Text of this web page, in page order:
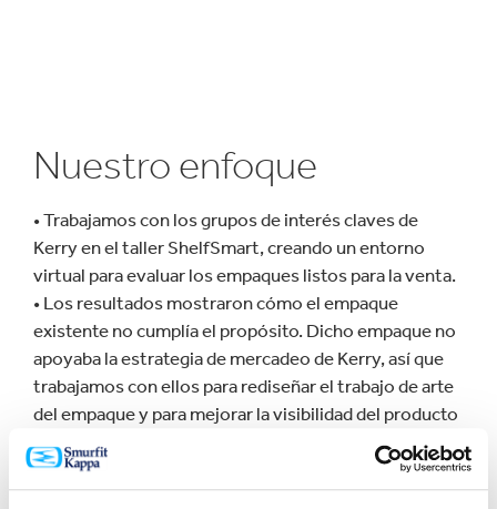
Nuestro enfoque
• Trabajamos con los grupos de interés claves de
Kerry en el taller ShelfSmart, creando un entorno
virtual para evaluar los empaques listos para la venta.
• Los resultados mostraron cómo el empaque
existente no cumplía el propósito. Dicho empaque no
apoyaba la estrategia de mercadeo de Kerry, así que
trabajamos con ellos para rediseñar el trabajo de arte
del empaque y para mejorar la visibilidad del producto
en la estantería. La evaluación se realizó utilizando
nuestro sistema Eye See.
• Mejoramos el grado de cartón con base en una